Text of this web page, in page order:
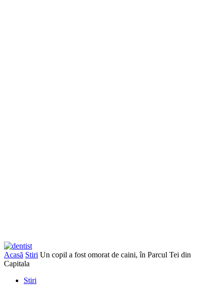
Acasă Stiri Un copil a fost omorat de caini, în Parcul Tei din
Capitala
Stiri